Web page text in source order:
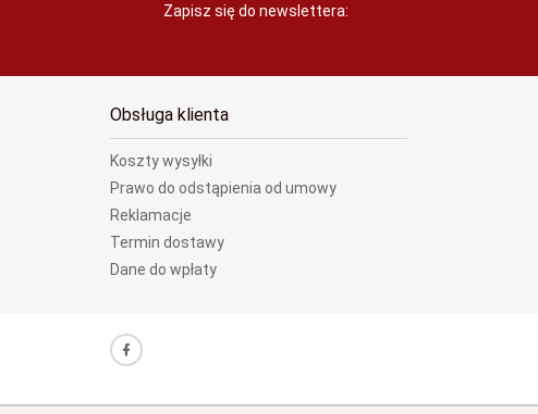
Zapisz się do newslettera:
Obsługa klienta
Koszty wysyłki
Prawo do odstąpienia od umowy
Reklamacje
Termin dostawy
Dane do wpłaty